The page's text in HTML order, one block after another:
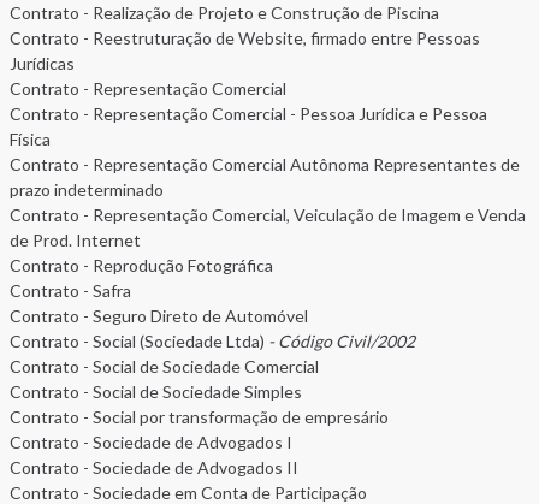
Contrato - Realização de Projeto e Construção de Piscina
Contrato - Reestruturação de Website, firmado entre Pessoas
Jurídicas
Contrato - Representação Comercial
Contrato - Representação Comercial - Pessoa Jurídica e Pessoa
Física
Contrato - Representação Comercial Autônoma Representantes de
prazo indeterminado
Contrato - Representação Comercial, Veiculação de Imagem e Venda
de Prod. Internet
Contrato - Reprodução Fotográfica
Contrato - Safra
Contrato - Seguro Direto de Automóvel
Contrato - Social (Sociedade Ltda) - Código Civil/2002
Contrato - Social de Sociedade Comercial
Contrato - Social de Sociedade Simples
Contrato - Social por transformação de empresário
Contrato - Sociedade de Advogados I
Contrato - Sociedade de Advogados II
Contrato - Sociedade em Conta de Participação